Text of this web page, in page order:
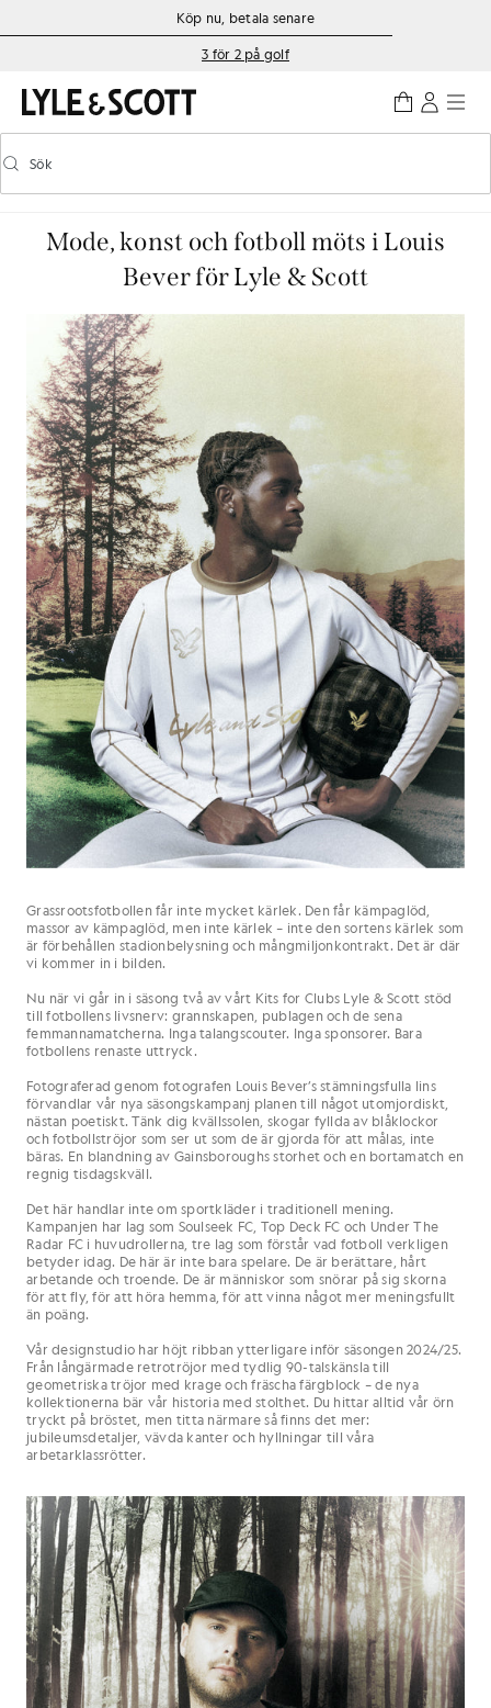
Gå direkt till huvudinnehållet
Information om tillgänglighetKöp nu, betala senare
3 för 2 på golf
Aktivera/inaktivera prediktiv sökning
Sök
Mode, konst och fotboll möts i Louis
Bever för Lyle & Scott
Grassrootsfotbollen får inte mycket kärlek. Den får kämpaglöd,
massor av kämpaglöd, men inte kärlek – inte den sortens kärlek som
är förbehållen stadionbelysning och mångmiljonkontrakt. Det är där
vi kommer in i bilden.
Nu när vi går in i säsong två av vårt Kits for Clubs Lyle & Scott stöd
till fotbollens livsnerv: grannskapen, publagen och de sena
femmannamatcherna. Inga talangscouter. Inga sponsorer. Bara
fotbollens renaste uttryck.
Fotograferad genom fotografen Louis Bever’s stämningsfulla lins
förvandlar vår nya säsongskampanj planen till något utomjordiskt,
nästan poetiskt. Tänk dig kvällssolen, skogar fyllda av blåklockor
och fotbollströjor som ser ut som de är gjorda för att målas, inte
bäras. En blandning av Gainsboroughs storhet och en bortamatch en
regnig tisdagskväll.
Det här handlar inte om sportkläder i traditionell mening.
Kampanjen har lag som Soulseek FC, Top Deck FC och Under The
Radar FC i huvudrollerna, tre lag som förstår vad fotboll verkligen
betyder idag. De här är inte bara spelare. De är berättare, hårt
arbetande och troende. De är människor som snörar på sig skorna
för att fly, för att höra hemma, för att vinna något mer meningsfullt
än poäng.
Vår designstudio har höjt ribban ytterligare inför säsongen 2024/25.
Från långärmade retrotröjor med tydlig 90-talskänsla till
geometriska tröjor med krage och fräscha färgblock – de nya
kollektionerna bär vår historia med stolthet. Du hittar alltid vår örn
tryckt på bröstet, men titta närmare så finns det mer:
jubileumsdetaljer, vävda kanter och hyllningar till våra
arbetarklassrötter.